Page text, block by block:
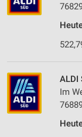
ALDI
Im